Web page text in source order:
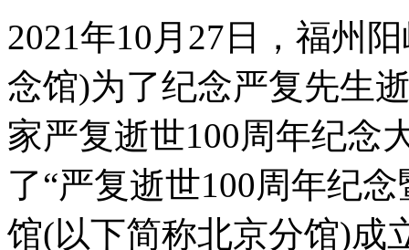
2021年10月27日，福州
念馆)为了纪念严复先生
家严复逝世100周年纪念
了“严复逝世100周年纪
馆(以下简称北京分馆)成